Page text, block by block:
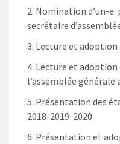
Nomination d’un-e
secrétaire
Lecture et adoption
Lecture et adoption
l’assemblée générale
Présentation des
2018-2019-2020
Présentation et